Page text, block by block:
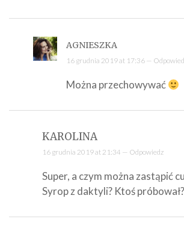
AGNIESZKA
16 grudnia 2019 at 17:36 —
Można przechowywać
KAROLINA
16 grudnia 2019 at 21:34 — Odpowiedz
Super, a czym można zastąpić
Syrop z daktyli? Ktoś próbował?